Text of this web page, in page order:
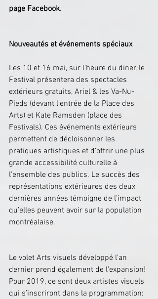
page Facebook.
Nouveautés et événements spéciaux
Les 10 et 16 mai, sur l'heure du diner, le
Festival présentera des spectacles
extérieurs gratuits, Ariel & les Va-Nu-
Pieds (devant l'entrée de la Place des
Arts) et Kate Ramsden (place des
Festivals). Ces événements extérieurs
permettent de décloisonner les
pratiques artistiques et d’offrir une plus
grande accessibilité culturelle à
l’ensemble des publics. Le succès des
représentations extérieures des deux
dernières années témoigne de l’impact
qu’elles peuvent avoir sur la population
montréalaise.
Le volet Arts visuels développé l'an
dernier prend également de l'expansion!
Pour 2019, ce sont deux artistes visuels
qui s’inscriront dans la programmation: